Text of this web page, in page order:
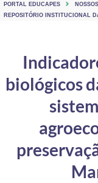
Ministério do Turismo
Controladoria-Geral da União
Ministério da Mulher, da
Secretaria de Governo
Gabinete de Segurança
PORTAL EDUCAPES
REPOSITÓRIO INSTITUCIONAL
biológicos